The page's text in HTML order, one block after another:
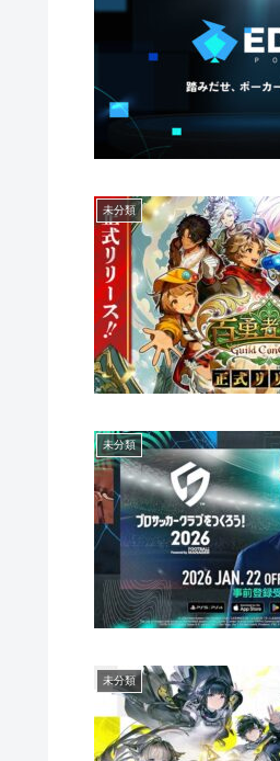
未分類
未分類
未分類